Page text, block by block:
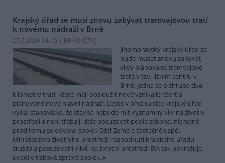
Krajský úřad se musí znovu zabývat tramvajovou tratí
k novému nádraží v Brně
27.7.2026 14:15 | BRNO (ČTK)
Jihomoravský krajský úřad se
bude muset znovu zabývat
vlivy plánované tramvajové
tratě v tzv. jižním centru v
Brně. Jedná se o zhruba dva
kilometry tratí, které mají obsloužit nově vznikající čtvrť a
plánované nové hlavní nádraží. Letos v březnu sice krajský úřad
vydal stanovisko, že stavba nebude mít významný vliv na životní
prostředí a není třeba ji dále posuzovat podle zákona, nicméně
proti tomu se odvolal spolek Děti Země a částečně uspěl.
Ministerstvo životního prostředí rozhodnutí krajského úřadu
zrušilo a posuzování vlivů na životní prostředí EIA tak pokračuje,
uvedl v tiskové zprávě spolek.